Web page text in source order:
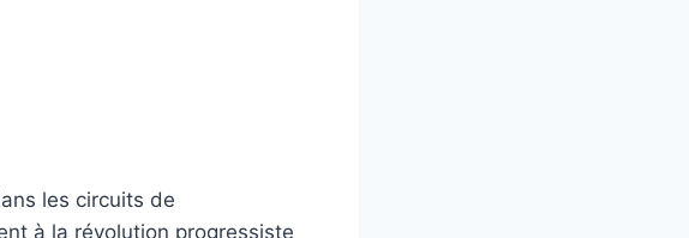
les circuits de
à la révolution progressiste